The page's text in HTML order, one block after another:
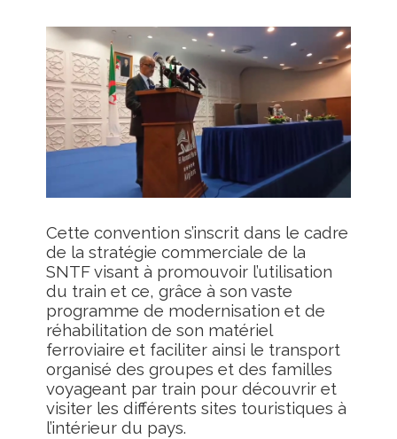
Cette convention s’inscrit dans le cadre
de la stratégie commerciale de la
SNTF visant à promouvoir l’utilisation
du train et ce, grâce à son vaste
programme de modernisation et de
réhabilitation de son matériel
ferroviaire et faciliter ainsi le transport
organisé des groupes et des familles
voyageant par train pour découvrir et
visiter les différents sites touristiques à
l’intérieur du pays.